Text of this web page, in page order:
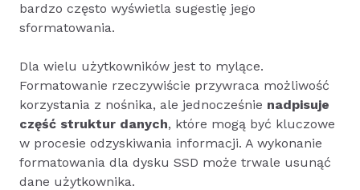
bardzo często wyświetla sugestię jego
sformatowania.
Dla wielu użytkowników jest to mylące.
Formatowanie rzeczywiście przywraca możliwość
korzystania z nośnika, ale jednocześnie nadpisuje
część struktur danych, które mogą być kluczowe
w procesie odzyskiwania informacji. A wykonanie
formatowania dla dysku SSD może trwale usunąć
dane użytkownika.